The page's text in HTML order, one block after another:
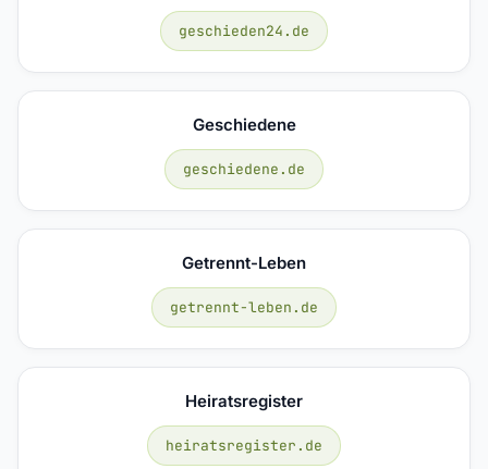
geschieden24.de
Geschiedene
geschiedene.de
Getrennt-Leben
getrennt-leben.de
Heiratsregister
heiratsregister.de